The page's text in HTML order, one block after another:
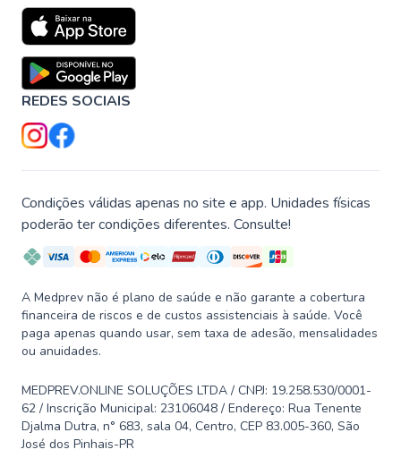
REDES SOCIAIS
Condições válidas apenas no site e app. Unidades físicas
poderão ter condições diferentes. Consulte!
A Medprev não é plano de saúde e não garante a cobertura
financeira de riscos e de custos assistenciais à saúde. Você
paga apenas quando usar, sem taxa de adesão, mensalidades
ou anuidades.
MEDPREV.ONLINE SOLUÇÕES LTDA / CNPJ: 19.258.530/0001-
62 / Inscrição Municipal: 23106048 / Endereço: Rua Tenente
Djalma Dutra, n° 683, sala 04, Centro, CEP 83.005-360, São
José dos Pinhais-PR